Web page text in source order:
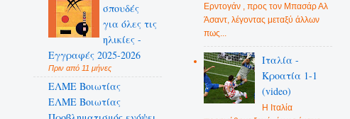
σπουδές
για όλες τις
ηλικίες -
Εγγραφές 2025-2026
Πριν από 11 μήνες
ΕΛΜΕ Βοιωτίας
ΕΛΜΕ Βοιωτίας
Ερντογάν , προς τον Μπασάρ Αλ
Άσαντ, λέγοντας μεταξύ άλλων
πως...
Ιταλία -
Κροατία 1-1
(video)
Η Ιταλία